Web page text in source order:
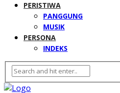
PERISTIWA
PANGGUNG
MUSIK
PERSONA
INDEKS